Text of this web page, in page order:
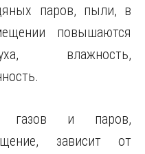
паров, пыли, в
повышаются
влажность,
газов и паров,
зависит от